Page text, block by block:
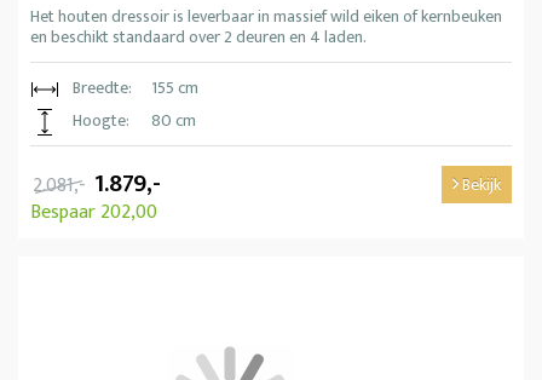
Het houten dressoir is leverbaar in massief wild eiken of kernbeuken
en beschikt standaard over 2 deuren en 4 laden.
Breedte:
155 cm
Hoogte:
80 cm
2.081,- 1.879,-
Bespaar 202,00
Bekijk